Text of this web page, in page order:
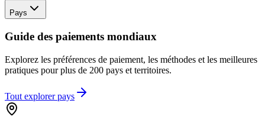
Pays
Guide des paiements mondiaux
Explorez les préférences de paiement, les méthodes et les meilleures
pratiques pour plus de 200 pays et territoires.
Tout explorer pays